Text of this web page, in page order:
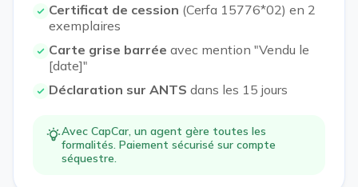
Certificat de cession (Cerfa 15776*02) en 2
exemplaires
Carte grise barrée avec mention "Vendu le
[date]"
Déclaration sur ANTS dans les 15 jours
Avec CapCar, un agent gère toutes les
formalités. Paiement sécurisé sur compte
séquestre.